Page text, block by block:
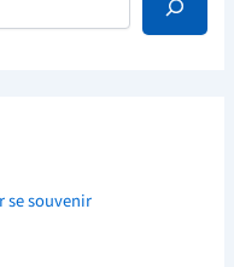
se souvenir